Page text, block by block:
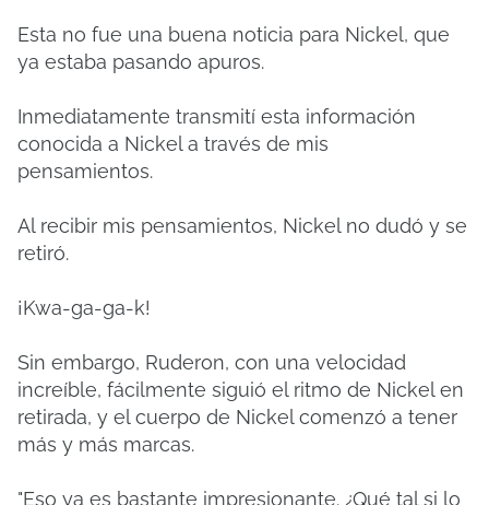
Esta no fue una buena noticia para Nickel, que
ya estaba pasando apuros.
Inmediatamente transmití esta información
conocida a Nickel a través de mis
pensamientos.
Al recibir mis pensamientos, Nickel no dudó y se
retiró.
¡Kwa-ga-ga-k!
Sin embargo, Ruderon, con una velocidad
increíble, fácilmente siguió el ritmo de Nickel en
retirada, y el cuerpo de Nickel comenzó a tener
más y más marcas.
"Eso ya es bastante impresionante. ¿Qué tal si lo